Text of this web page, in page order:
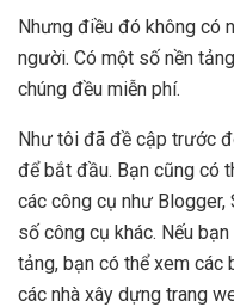
Nhưng điều đó không có
người. Có một số nền
chúng đều miễn phí.
Như tôi đã đề cập trước
để bắt đầu. Bạn cũng có
các công cụ như Blogger,
số công cụ khác. Nếu
tảng, bạn có thể xem các
các nhà xây dựng trang